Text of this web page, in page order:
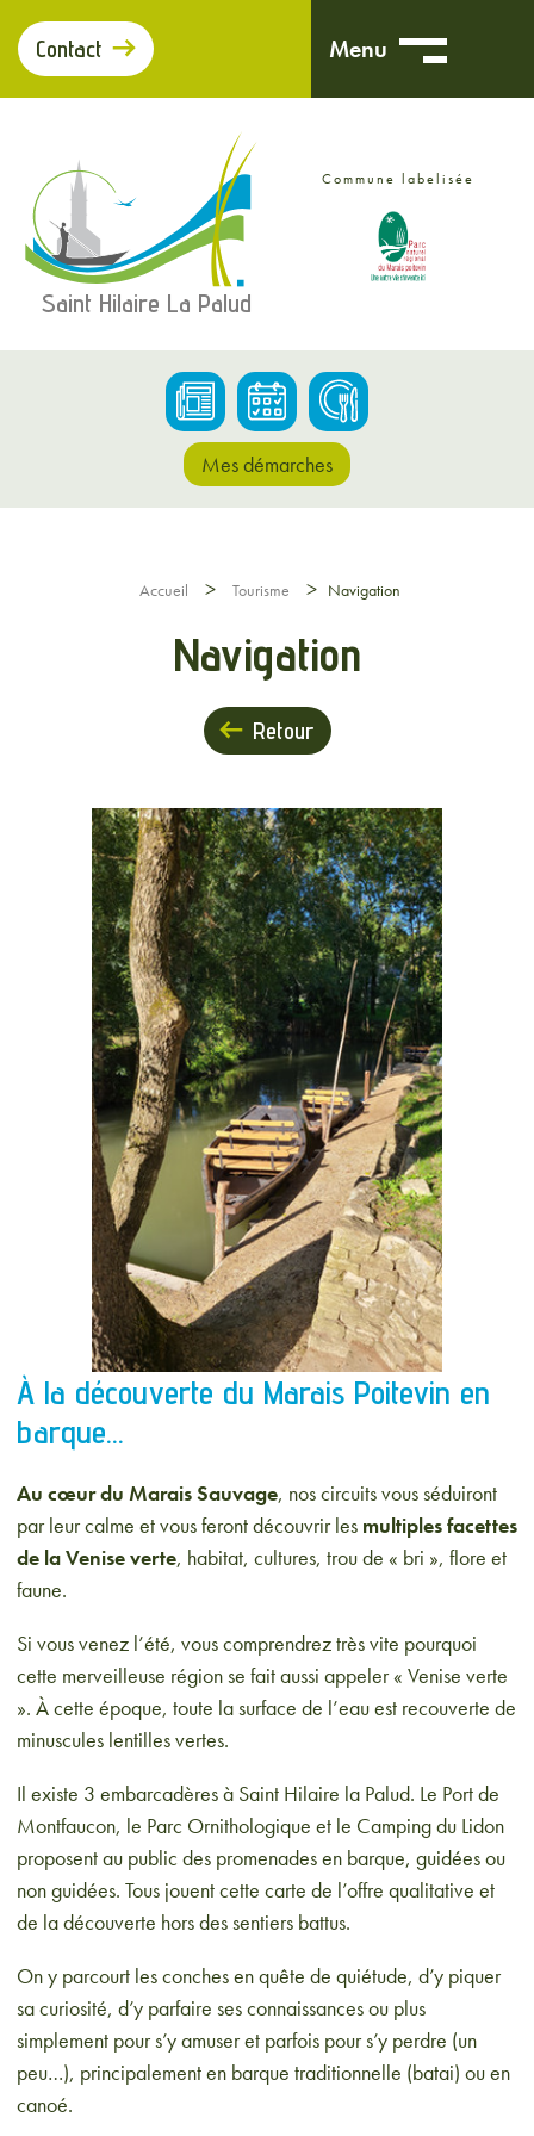
Contact Menu
Saint Hilaire La Palud
Commune labelisée
Mes démarches
Accueil > Tourisme > Navigation
Navigation
Retour
À la découverte du Marais Poitevin en
barque…
Au cœur du Marais Sauvage, nos circuits vous séduiront
par leur calme et vous feront découvrir les multiples facettes
de la Venise verte, habitat, cultures, trou de « bri », flore et
faune.
Si vous venez l’été, vous comprendrez très vite pourquoi
cette merveilleuse région se fait aussi appeler « Venise verte
». À cette époque, toute la surface de l’eau est recouverte de
minuscules lentilles vertes.
Il existe 3 embarcadères à Saint Hilaire la Palud. Le Port de
Montfaucon, le Parc Ornithologique et le Camping du Lidon
proposent au public des promenades en barque, guidées ou
non guidées. Tous jouent cette carte de l’offre qualitative et
de la découverte hors des sentiers battus.
On y parcourt les conches en quête de quiétude, d’y piquer
sa curiosité, d’y parfaire ses connaissances ou plus
simplement pour s’y amuser et parfois pour s’y perdre (un
peu…), principalement en barque traditionnelle (batai) ou en
canoé.
Panneau de gestion des cookies